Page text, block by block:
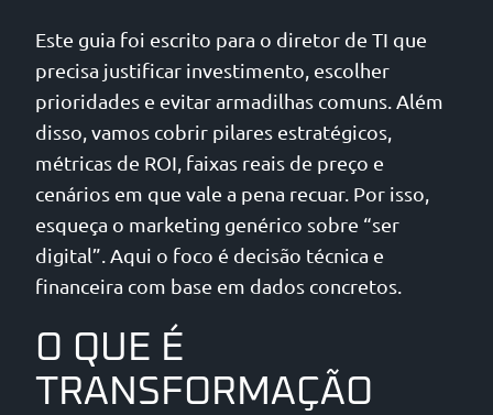
Este guia foi escrito para o diretor de TI que
precisa justificar investimento, escolher
prioridades e evitar armadilhas comuns. Além
disso, vamos cobrir pilares estratégicos,
métricas de ROI, faixas reais de preço e
cenários em que vale a pena recuar. Por isso,
esqueça o marketing genérico sobre “ser
digital”. Aqui o foco é decisão técnica e
financeira com base em dados concretos.
O QUE É
TRANSFORMAÇÃO